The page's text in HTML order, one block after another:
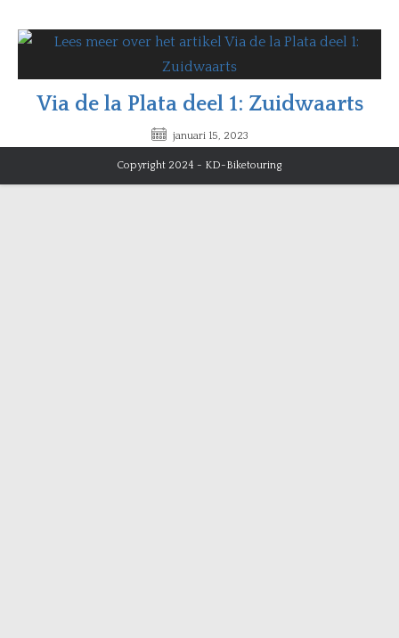
Via de la Plata deel 1: Zuidwaarts
januari 15, 2023
Copyright 2024 - KD-Biketouring